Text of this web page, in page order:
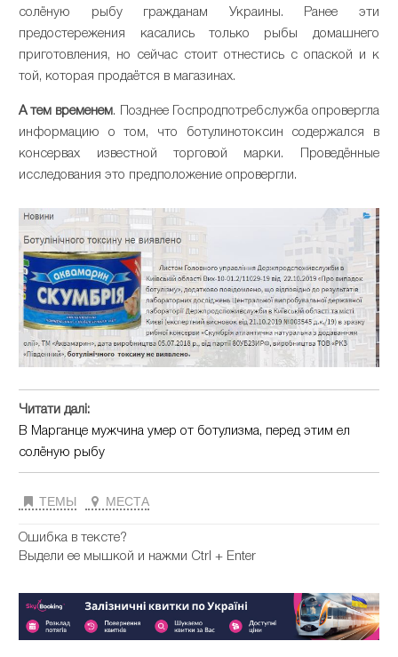
солёную рыбу гражданам Украины. Ранее эти
предостережения касались только рыбы домашнего
приготовления, но сейчас стоит отнестись с опаской и к
той, которая продаётся в магазинах.
А тем временем. Позднее Госпродпотребслужба опровергла
информацию о том, что ботулинотоксин содержался в
консервах известной торговой марки. Проведённые
исследования это предположение опровергли.
Читати далі:
В Марганце мужчина умер от ботулизма, перед этим ел
солёную рыбу
ТЕМЫ МЕСТА
Ошибка в тексте?
Выдели ее мышкой и нажми Ctrl + Enter